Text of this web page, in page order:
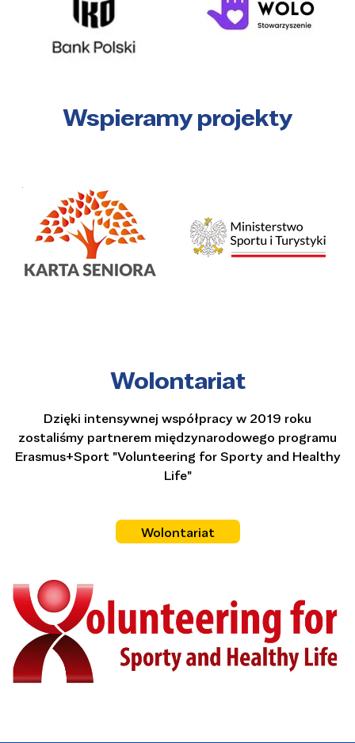
Wspieramy projekty
Wolontariat
Dzięki intensywnej współpracy w 2019 roku
zostaliśmy partnerem międzynarodowego programu
Erasmus+Sport "Volunteering for Sporty and Healthy
Life"
Wolontariat